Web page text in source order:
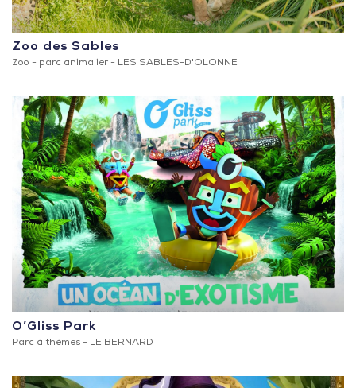
Zoo des Sables
Zoo - parc animalier - LES SABLES-D'OLONNE
O’Gliss Park
Parc à thèmes - LE BERNARD